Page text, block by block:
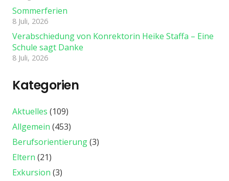
Sommerferien
8 Juli, 2026
Verabschiedung von Konrektorin Heike Staffa – Eine
Schule sagt Danke
8 Juli, 2026
Kategorien
Aktuelles (109)
Allgemein (453)
Berufsorientierung(3)
Eltern (21)
Exkursion (3)